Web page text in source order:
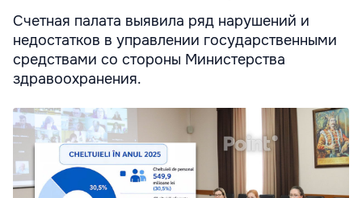
Счетная палата выявила ряд нарушений и
недостатков в управлении государственными
средствами со стороны Министерства
здравоохранения.